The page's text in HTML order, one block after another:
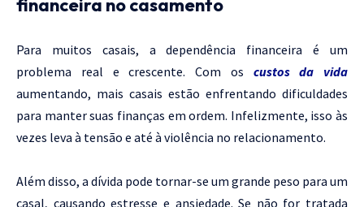
financeira no casamento
Para muitos casais, a dependência financeira é um
problema real e crescente. Com os custos da vida
aumentando, mais casais estão enfrentando dificuldades
para manter suas finanças em ordem. Infelizmente, isso às
vezes leva à tensão e até à violência no relacionamento.
Além disso, a dívida pode tornar-se um grande peso para um
casal, causando estresse e ansiedade. Se não for tratada